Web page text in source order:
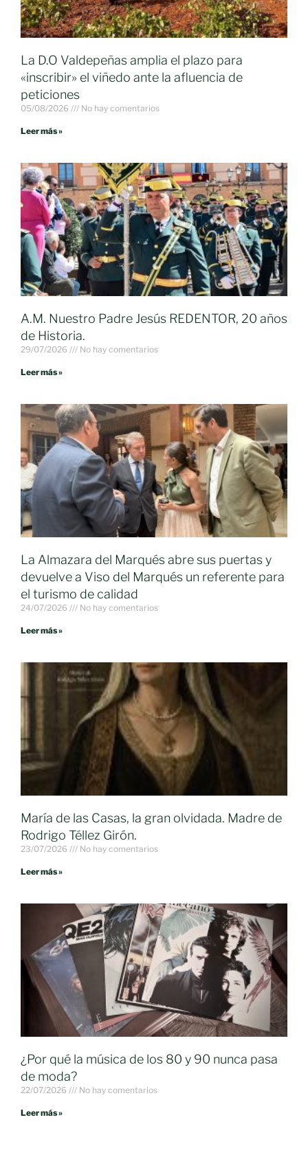
La D.O Valdepeñas amplia el plazo para
«inscribir» el viñedo ante la afluencia de
peticiones
05/08/2026 No hay comentarios
Leer más »
A.M. Nuestro Padre Jesús REDENTOR, 20 años
de Historia.
29/07/2026 No hay comentarios
Leer más »
La Almazara del Marqués abre sus puertas y
devuelve a Viso del Marqués un referente para
el turismo de calidad
24/07/2026 No hay comentarios
Leer más »
María de las Casas, la gran olvidada. Madre de
Rodrigo Téllez Girón.
23/07/2026 No hay comentarios
Leer más »
¿Por qué la música de los 80 y 90 nunca pasa
de moda?
22/07/2026 No hay comentarios
Leer más »